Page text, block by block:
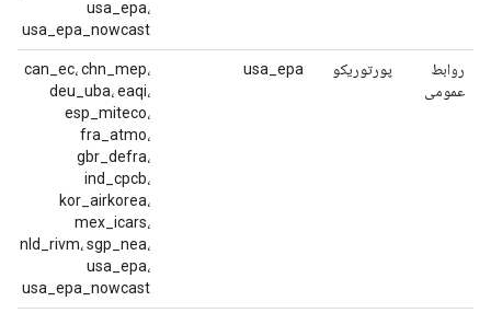
usa_epa،
usa_epa_nowcast
روابط
عمومی
پورتوریکو usa_epa
can_ec، chn_mep،
deu_uba، eaqi،
esp_miteco،
fra_atmo،
gbr_defra،
ind_cpcb،
kor_airkorea،
mex_icars،
nld_rivm، sgp_nea،
usa_epa،
usa_epa_nowcast